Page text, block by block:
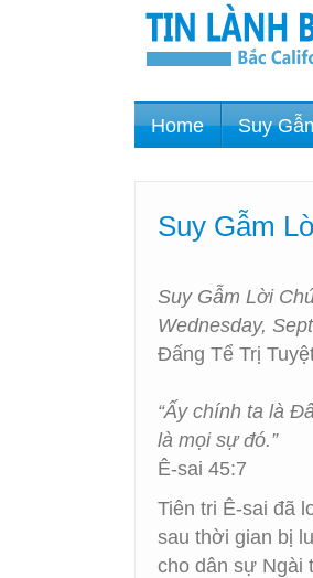
Home Suy
Suy Gẫm
Suy Gẫm Lời
Wednesday,
Đấng Tể Trị
“Ấy chính ta là
là mọi sự đó.”
Ê-sai 45:7
Tiên tri Ê-sai đã
sau thời gian bị
cho dân sự Ngài